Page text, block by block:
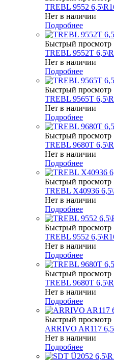
TREBL 9552
Нет в наличии
Подробнее
Быстрый просмотр
TREBL 9552T
Нет в наличии
Подробнее
Быстрый просмотр
TREBL 9565T
Нет в наличии
Подробнее
Быстрый просмотр
TREBL 9680T
Нет в наличии
Подробнее
Быстрый просмотр
TREBL X40936
Нет в наличии
Подробнее
Быстрый просмотр
TREBL 9552
Нет в наличии
Подробнее
Быстрый просмотр
TREBL 9680T
Нет в наличии
Подробнее
Быстрый просмотр
ARRIVO AR117
Нет в наличии
Подробнее